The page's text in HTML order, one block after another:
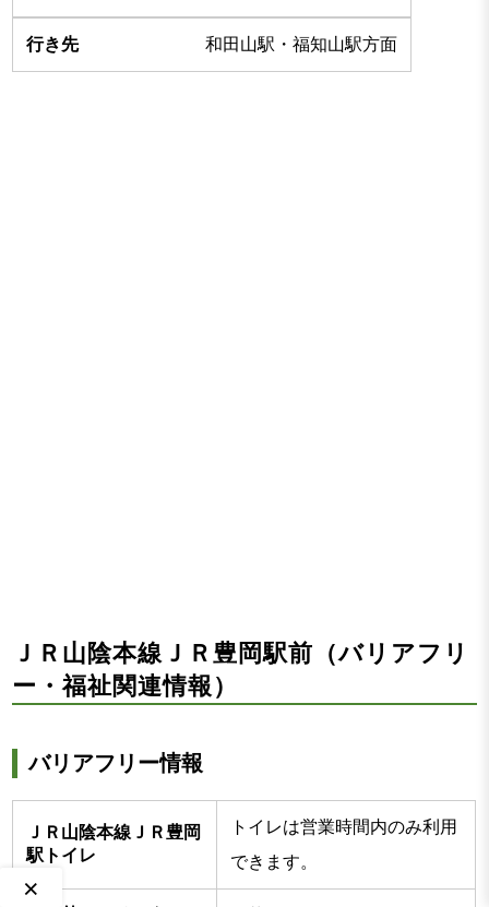
和田山駅・福知山駅方面
ＪＲ山陰本線ＪＲ豊岡駅前（バリアフリ
ー・福祉関連情報）
バリアフリー情報
ＪＲ山陰本線ＪＲ豊岡
駅トイレ
トイレは営業時間内のみ利用
できます。
×